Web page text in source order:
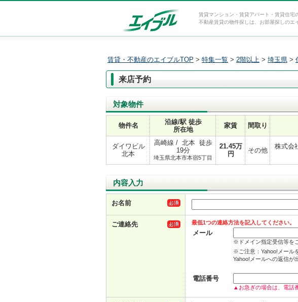
賃貸マンション・賃貸アパート・賃貸住宅
不動産賃貸の物件探しは、お部屋探しのエ
賃貸・不動産のエイブルTOP > 特集一覧 > 2階以上 > 埼玉県 >
来店予約
対象物件
物件名
沿線/駅 徒歩
所在地
家賃 間取り
ダイワビル
北本
高崎線 / 北本 徒歩
19分
埼玉県北本市本宿5丁目
21.45万
円
その他
株式会
内容入力
お名前
ご連絡先 最低1つの連絡方法を記入してください。
メール
※ドメイン指定受信等を
※ご注意：Yahoo!メール
Yahoo!メールへの返信が
電話番号
▲お急ぎの場合は、電話